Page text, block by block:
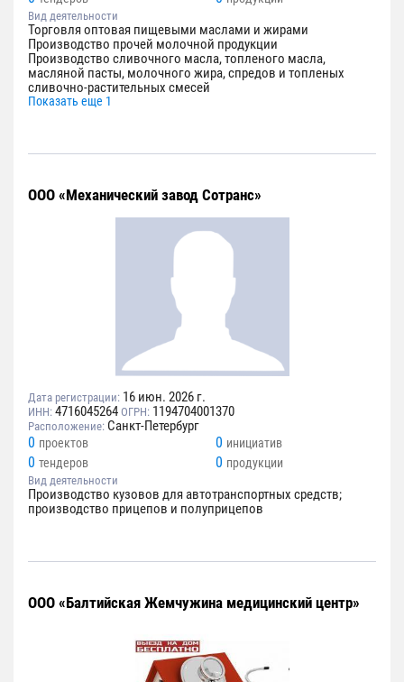
Вид деятельности
Торговля оптовая пищевыми маслами и жирами
Производство прочей молочной продукции
Производство сливочного масла, топленого масла,
масляной пасты, молочного жира, спредов и топленых
сливочно-растительных смесей
Показать еще 1
ООО «Механический завод Сотранс»
Дата регистрации: 16 июн. 2026 г.
ИНН: 4716045264 ОГРН: 1194704001370
Расположение: Санкт-Петербург
0 проектов 0 инициатив
0 тендеров 0 продукции
Вид деятельности
Производство кузовов для автотранспортных средств;
производство прицепов и полуприцепов
ООО «Балтийская Жемчужина медицинский центр»